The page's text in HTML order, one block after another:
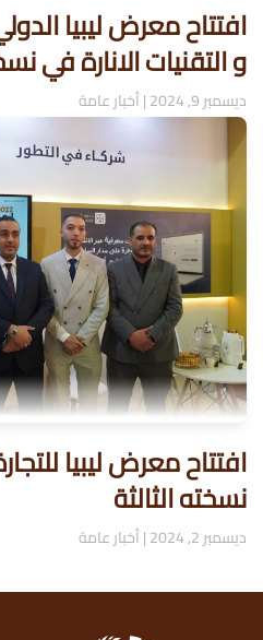
افتتاح معرض ليبيا
و التقنيات الانارة في
ديسمبر 9, 2024 |أخبار عامة
افتتاح معرض ليبيا
نسخته الثالثة
ديسمبر 2, 2024 |أخبار عامة